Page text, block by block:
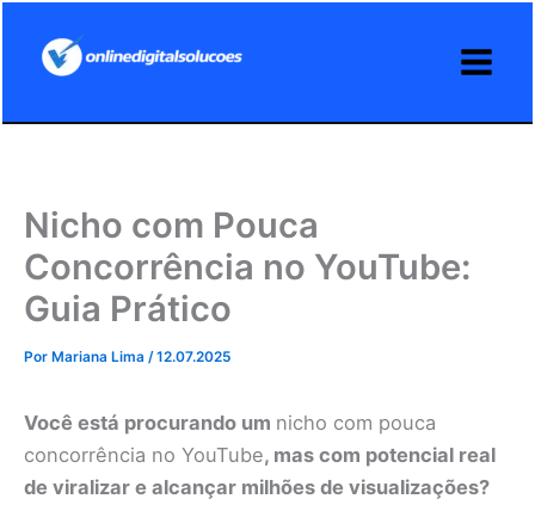
Nicho com Pouca
Concorrência no YouTube:
Guia Prático
Por Mariana Lima /12.07.2025
Você está procurando um nicho com pouca
concorrência no YouTube, mas com potencial real
de viralizar e alcançar milhões de visualizações?